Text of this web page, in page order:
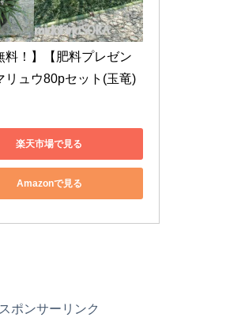
料！】【肥料プレゼン
リュウ80pセット(玉竜)
楽天市場で見る
Amazonで見る
スポンサーリンク